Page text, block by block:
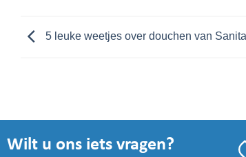
5 leuke weetjes over douchen van
Wilt u ons iets vragen?